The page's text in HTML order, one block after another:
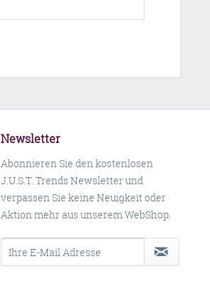
Newsletter
Abonnieren Sie den kostenlosen
J.U.S.T. Trends Newsletter und
verpassen Sie keine Neuigkeit oder
Aktion mehr aus unserem WebShop.